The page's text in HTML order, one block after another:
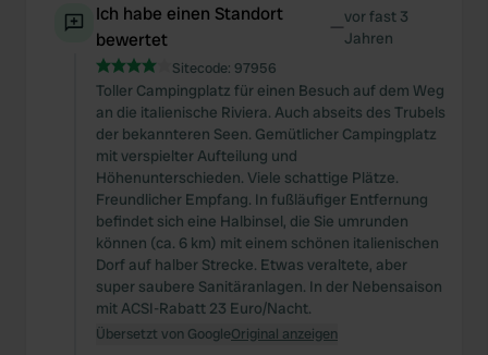
Ich habe einen Standort
bewertet
—vor fast 3
Jahren
Sitecode: 97956
Toller Campingplatz für einen Besuch auf dem Weg
an die italienische Riviera. Auch abseits des Trubels
der bekannteren Seen. Gemütlicher Campingplatz
mit verspielter Aufteilung und
Höhenunterschieden. Viele schattige Plätze.
Freundlicher Empfang. In fußläufiger Entfernung
befindet sich eine Halbinsel, die Sie umrunden
können (ca. 6 km) mit einem schönen italienischen
Dorf auf halber Strecke. Etwas veraltete, aber
super saubere Sanitäranlagen. In der Nebensaison
mit ACSI-Rabatt 23 Euro/Nacht.
Übersetzt von GoogleOriginal anzeigen